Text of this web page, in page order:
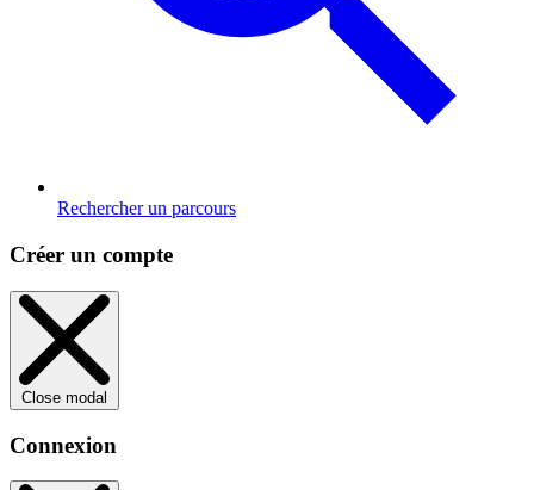
Rechercher un parcours
Créer un compte
Close modal
Connexion